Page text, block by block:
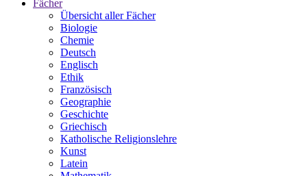
Fächer
Übersicht aller Fächer
Biologie
Chemie
Deutsch
Englisch
Ethik
Französisch
Geographie
Geschichte
Griechisch
Katholische Religionslehre
Kunst
Latein